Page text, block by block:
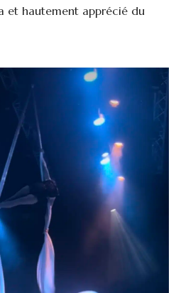
et hautement apprécié du